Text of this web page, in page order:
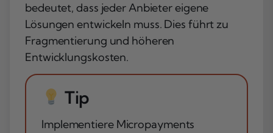
bedeutet, dass jeder Anbieter eigene
Lösungen entwickeln muss. Dies führt zu
Fragmentierung und höheren
Entwicklungskosten.
Tip
Implementiere Micropayments